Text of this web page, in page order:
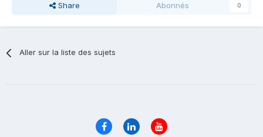
Share Abonnés 0
Aller sur la liste des sujets